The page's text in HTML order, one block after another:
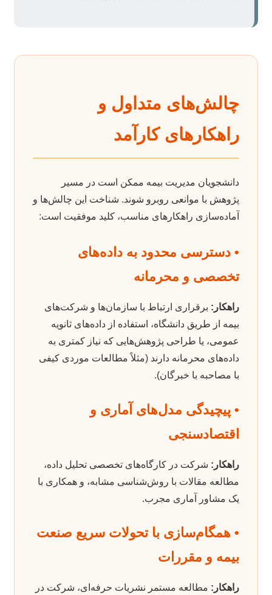
چالش‌های متداول و
راهکارهای کارآمد
دانشجویان مدیریت بیمه ممکن است در مسیر
پژوهش با موانعی روبرو شوند. شناخت این چالش‌ها و
آماده‌سازی راهکارهای مناسب، کلید موفقیت است:
• دسترسی محدود به داده‌های
تخصصی و محرمانه
راهکار: برقراری ارتباط با سازمان‌ها و شرکت‌های
بیمه از طریق دانشگاه، استفاده از داده‌های ثانویه
عمومی، یا طراحی پژوهش‌هایی که نیاز کمتری به
داده‌های محرمانه دارند (مثلاً مطالعات موردی کیفی
با مصاحبه با خبرگان).
• پیچیدگی مدل‌های آماری و
اقتصادسنجی
راهکار: شرکت در کارگاه‌های تخصصی تحلیل داده،
مطالعه مقالات با روش‌شناسی مشابه، و همکاری با
یک مشاور آماری مجرب.
• همگام‌سازی با تحولات سریع صنعت
بیمه و مقررات
راهکار: مطالعه مستمر نشریات حرفه‌ای، شرکت در